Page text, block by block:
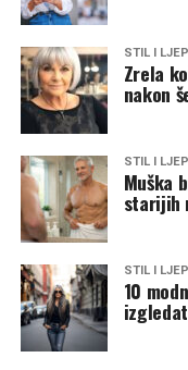
STIL I
Zrela
nakon
STIL I
Muška
starijih
STIL I
10